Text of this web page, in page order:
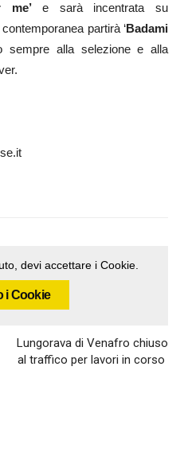
me’e sarà incentrata su
partirà ‘Badami
sempre alla selezione e alla
devi accettare i Cookie.
i Cookie
Lungorava di Venafro chiuso
al traffico per lavori in corso